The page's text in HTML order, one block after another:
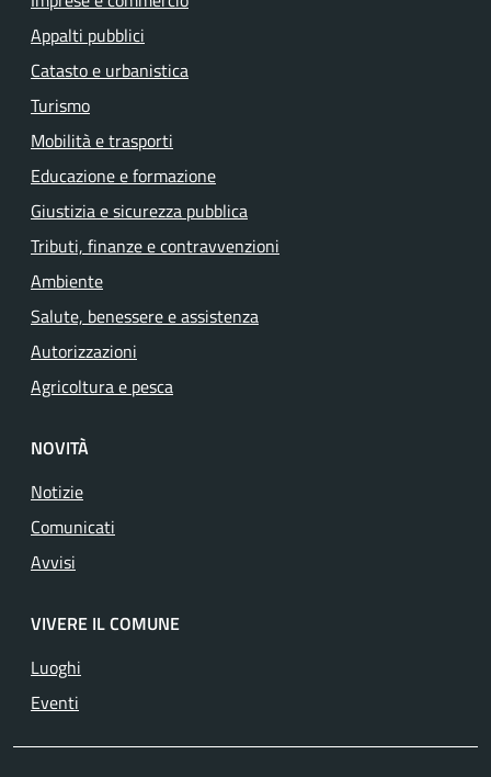
Appalti pubblici
Catasto e urbanistica
Turismo
Mobilità e trasporti
Educazione e formazione
Giustizia e sicurezza pubblica
Tributi, finanze e contravvenzioni
Ambiente
Salute, benessere e assistenza
Autorizzazioni
Agricoltura e pesca
NOVITÀ
Notizie
Comunicati
Avvisi
VIVERE IL COMUNE
Luoghi
Eventi